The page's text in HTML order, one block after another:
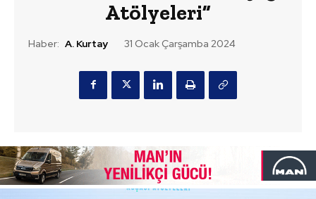
Atölyeleri”
Haber: A. Kurtay 31 Ocak Çarşamba 2024